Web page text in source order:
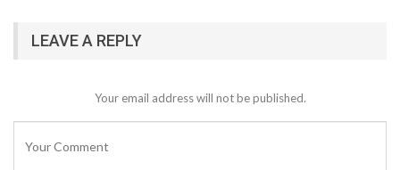
LEAVE A REPLY
Your email address will not be published.